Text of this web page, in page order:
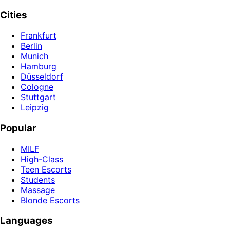
Cities
Frankfurt
Berlin
Munich
Hamburg
Düsseldorf
Cologne
Stuttgart
Leipzig
Popular
MILF
High-Class
Teen Escorts
Students
Massage
Blonde Escorts
Languages